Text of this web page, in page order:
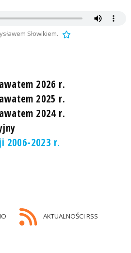
Słowikiem.
2026 r.
2025 r.
2024 r.
2006-2023 r.
AKTUALNOŚCI RSS